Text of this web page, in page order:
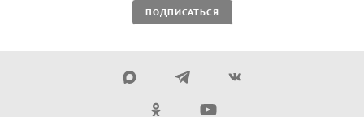
ПОДПИСАТЬСЯ